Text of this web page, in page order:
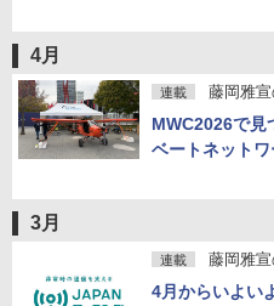
4月
連載 藤岡雅宣
MWC2026で見
ベートネットワ
3月
連載 藤岡雅宣
4月からいよい